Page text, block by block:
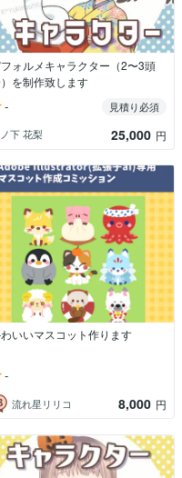
ォルメキャラクター（2〜3頭
を制作致します
-
見積り必須
下 花梨
25,000 円
いいマスコット作ります
-
流れ星リリコ 8,000 円